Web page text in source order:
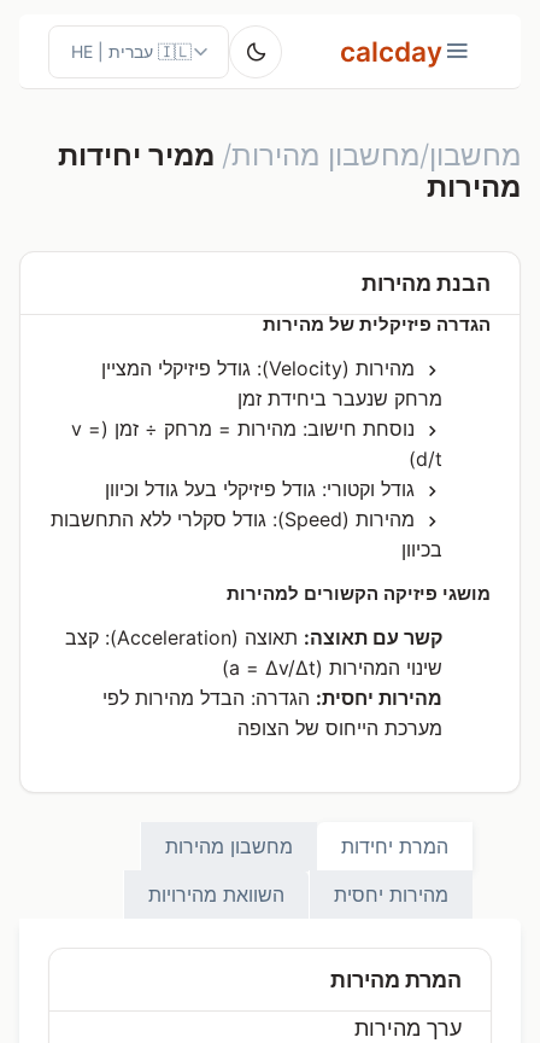
calcday
מחשבון/מחשבון מהירות/ ממיר יחידות
מהירות
הבנת מהירות
הגדרה פיזיקלית של מהירות
מהירות (Velocity): גודל פיזיקלי המציין
מרחק שנעבר ביחידת זמן
נוסחת חישוב: מהירות = מרחק ÷ זמן (v =
d/t)
גודל וקטורי: גודל פיזיקלי בעל גודל וכיוון
מהירות (Speed): גודל סקלרי ללא התחשבות
בכיוון
מושגי פיזיקה הקשורים למהירות
קשר עם תאוצה:
תאוצה (Acceleration): קצב
שינוי המהירות (a = Δv/Δt)
מהירות יחסית: הגדרה: הבדל מהירות לפי
מערכת הייחוס של הצופה
המרת יחידות
מחשבון מהירות
מהירות יחסית
השוואת מהירויות
המרת מהירות
ערך מהירות